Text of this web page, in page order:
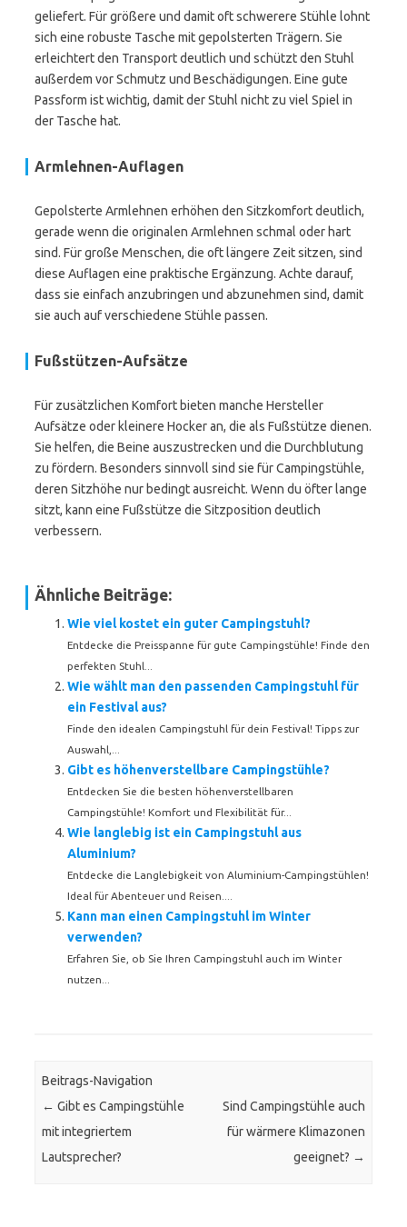
geliefert. Für größere und damit oft schwerere Stühle lohnt
sich eine robuste Tasche mit gepolsterten Trägern. Sie
erleichtert den Transport deutlich und schützt den Stuhl
außerdem vor Schmutz und Beschädigungen. Eine gute
Passform ist wichtig, damit der Stuhl nicht zu viel Spiel in
der Tasche hat.
Armlehnen-Auflagen
Gepolsterte Armlehnen erhöhen den Sitzkomfort deutlich,
gerade wenn die originalen Armlehnen schmal oder hart
sind. Für große Menschen, die oft längere Zeit sitzen, sind
diese Auflagen eine praktische Ergänzung. Achte darauf,
dass sie einfach anzubringen und abzunehmen sind, damit
sie auch auf verschiedene Stühle passen.
Fußstützen-Aufsätze
Für zusätzlichen Komfort bieten manche Hersteller
Aufsätze oder kleinere Hocker an, die als Fußstütze dienen.
Sie helfen, die Beine auszustrecken und die Durchblutung
zu fördern. Besonders sinnvoll sind sie für Campingstühle,
deren Sitzhöhe nur bedingt ausreicht. Wenn du öfter lange
sitzt, kann eine Fußstütze die Sitzposition deutlich
verbessern.
Ähnliche Beiträge:
Wie viel kostet ein guter Campingstuhl?
Entdecke die Preisspanne für gute Campingstühle! Finde den
perfekten Stuhl...
Wie wählt man den passenden Campingstuhl für
ein Festival aus?
Finde den idealen Campingstuhl für dein Festival! Tipps zur
Auswahl,...
Gibt es höhenverstellbare Campingstühle?
Entdecken Sie die besten höhenverstellbaren
Campingstühle! Komfort und Flexibilität für...
Wie langlebig ist ein Campingstuhl aus
Aluminium?
Entdecke die Langlebigkeit von Aluminium-Campingstühlen!
Ideal für Abenteuer und Reisen....
Kann man einen Campingstuhl im Winter
verwenden?
Erfahren Sie, ob Sie Ihren Campingstuhl auch im Winter
nutzen...
Beitrags-Navigation
← Gibt es Campingstühle
mit integriertem
Lautsprecher?
Sind Campingstühle auch
für wärmere Klimazonen
geeignet? →